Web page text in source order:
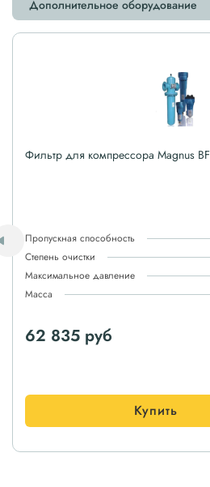
Дополнительное оборудование
Фильтр для компрессора Magnus
Пропускная способность
Степень очистки
Максимальное давление
Масса
62 835 руб
Купить